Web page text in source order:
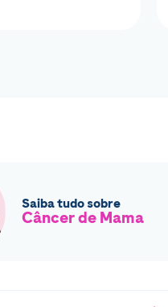
Saiba tudo sobre
Câncer de Mama